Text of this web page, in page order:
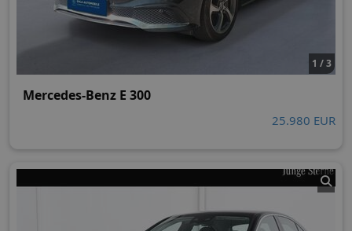
1 / 3
Mercedes-Benz E 300
25.980 EUR